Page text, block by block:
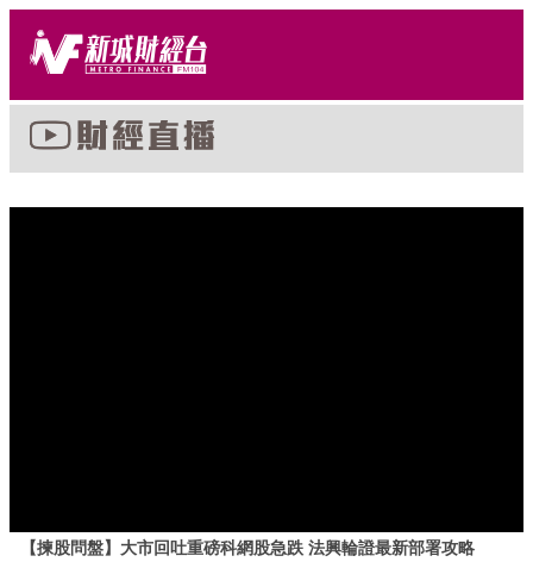
【揀股問盤】大市回吐重磅科網股急跌 法興輪證最新部署攻略